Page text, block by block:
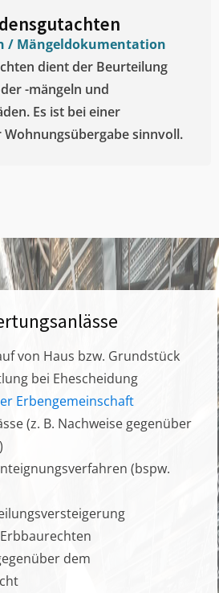
/ Mängeldokumentation
dient der Beurteilung
-mängeln und
Es ist bei einer
sinnvoll.
von Haus bzw. Grundstück
bei Ehescheidung
Erbengemeinschaft
(z. B. Nachweise gegenüber
(bspw.
dem